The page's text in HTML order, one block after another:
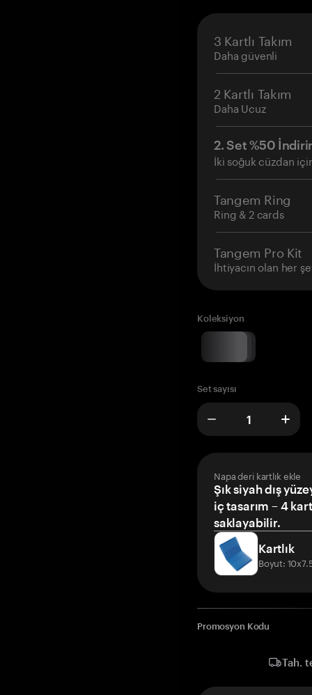
3 Kartlı Takım
Daha güvenli
2 Kartlı Takım
Daha Ucuz
2. Set %50
İki soğuk cüzdan
Tangem Ring
Ring & 2 cards
Tangem Pro Kit
İhtiyacın olan her
Koleksiyon
Set sayısı
Napa deri kartlık ekle
Şık siyah dış
iç tasarım – 4
saklayabilir.
Kartlık
Boyut:
Promosyon Kodu
Tah.